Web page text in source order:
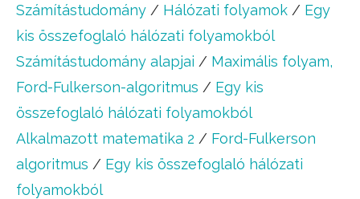
Számítástudomány / Hálózati folyamok / Egy
kis összefoglaló hálózati folyamokból
Számítástudomány alapjai / Maximális folyam,
Ford-Fulkerson-algoritmus / Egy kis
összefoglaló hálózati folyamokból
Alkalmazott matematika 2 / Ford-Fulkerson
algoritmus / Egy kis összefoglaló hálózati
folyamokból